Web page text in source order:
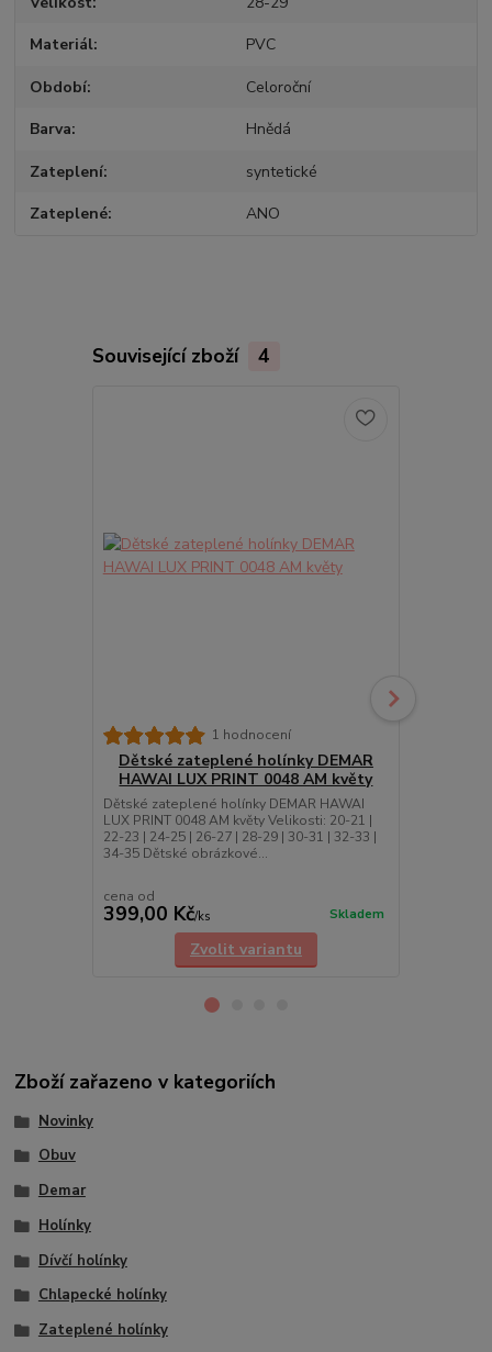
Materiál PVC
Období Celoroční
Barva Hnědá
Zateplení syntetické
Zateplené ANO
Související zboží 4
1 hodnocení
Dětské zateplené holínky DEMAR
HAWAI LUX PRINT 0048 AM květy
Dětské zateplené holínky DEMAR HAWAI
LUX PRINT 0048 AM květy Velikosti: 20-21 |
22-23 | 24-25 | 26-27 | 28-29 | 30-31 | 32-33 |
34-35 Dětské obrázkové...
cena od
399,00 Kč/ks Skladem
Zvolit variantu
Zboží zařazeno v kategoriích
Novinky
Obuv
Demar
Holínky
Dívčí holínky
Chlapecké holínky
Zateplené holínky